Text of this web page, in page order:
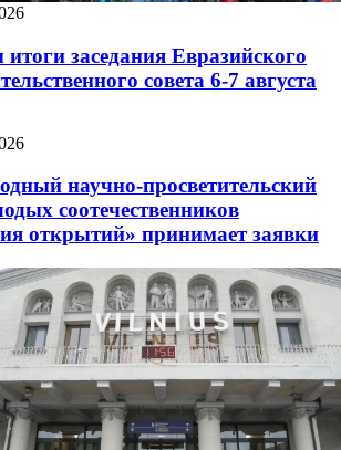
заседания Евразийского
совета 6-7 августа
научно-просветительский
соотечественников
открытий» принимает заявки